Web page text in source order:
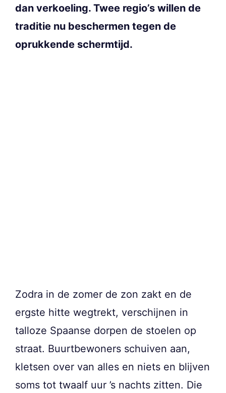
dan verkoeling. Twee regio’s willen de
traditie nu beschermen tegen de
oprukkende schermtijd.
Zodra in de zomer de zon zakt en de
ergste hitte wegtrekt, verschijnen in
talloze Spaanse dorpen de stoelen op
straat. Buurtbewoners schuiven aan,
kletsen over van alles en niets en blijven
soms tot twaalf uur ’s nachts zitten. Die